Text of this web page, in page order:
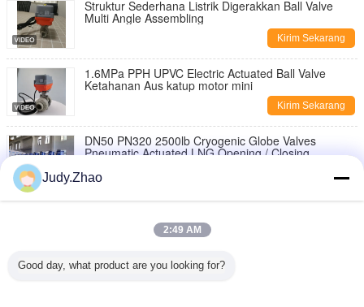
Struktur Sederhana Listrik Digerakkan Ball Valve
Multi Angle Assembling
Kirim Sekarang
1.6MPa PPH UPVC Electric Actuated Ball Valve
Ketahanan Aus katup motor mini
Kirim Sekarang
DN50 PN320 2500lb Cryogenic Globe Valves
Pneumatic Actuated LNG Opening / Closing
Pengatur Katup Kontrol Kumparan Scotch
Trunnion Mounted Valve Actuator Bermotor / Scotch
Judy.Zhao
2:49 AM
Good day, what product are you looking for?